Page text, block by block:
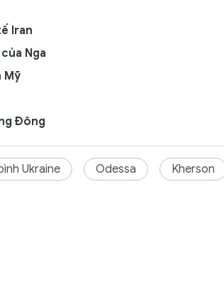
Iran
Nga
Mỹ
Đông
Ukraine Odessa Kherson